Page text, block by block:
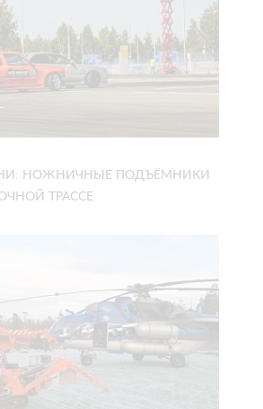
НОЖНИЧНЫЕ ПОДЪЁМНИКИ
ТРАССЕ